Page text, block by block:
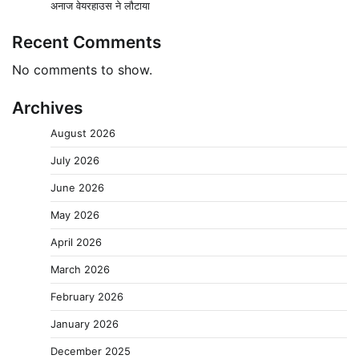
अनाज वेयरहाउस ने लौटाया
Recent Comments
No comments to show.
Archives
August 2026
July 2026
June 2026
May 2026
April 2026
March 2026
February 2026
January 2026
December 2025